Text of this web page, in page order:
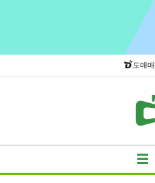
도매매